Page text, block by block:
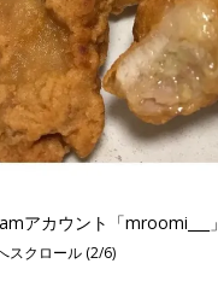
アカウント「mroomi___」
スクロール (2/6)